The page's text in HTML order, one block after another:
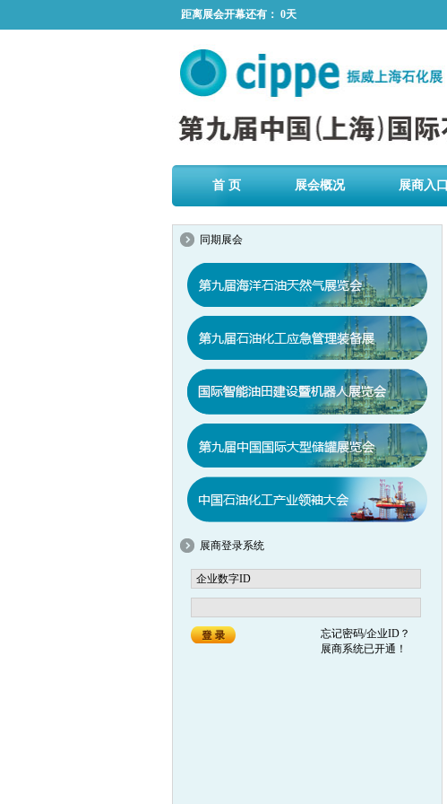
距离展会开幕还有： 0天
首 页 展会概况 展商入口
同期展会
展商登录系统
忘记密码/企业ID？
展商系统已开通！